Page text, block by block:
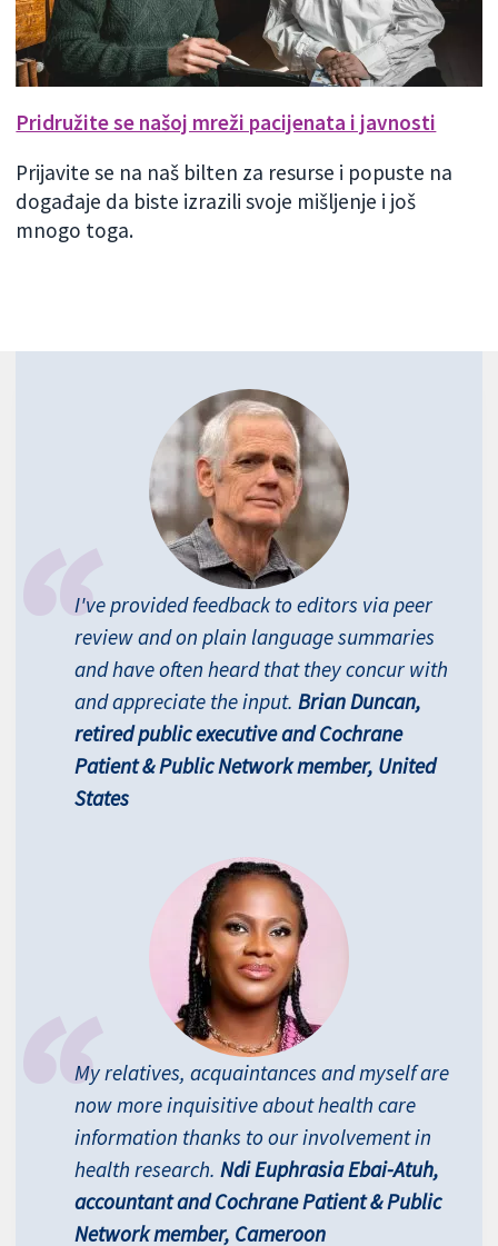
Pridružite se našoj mreži pacijenata i javnosti
Prijavite se na naš bilten za resurse i popuste na
događaje da biste izrazili svoje mišljenje i još
mnogo toga.
I've provided feedback to editors via peer
review and on plain language summaries
and have often heard that they concur with
and appreciate the input. Brian Duncan,
retired public executive and Cochrane
Patient & Public Network member, United
States
My relatives, acquaintances and myself are
now more inquisitive about health care
information thanks to our involvement in
health research. Ndi Euphrasia Ebai-Atuh,
accountant and Cochrane Patient & Public
Network member, Cameroon